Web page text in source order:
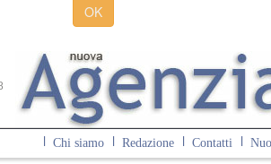
OK
Chi siamo Redazione Contatti